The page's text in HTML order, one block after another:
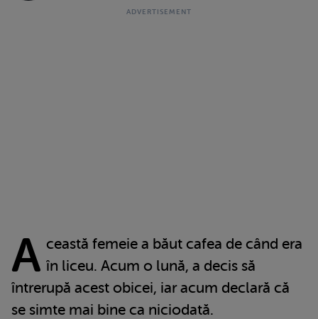
A ceastă femeie a băut cafea de când era
în liceu. Acum o lună, a decis să
întrerupă acest obicei, iar acum declară că
se simte mai bine ca niciodată.